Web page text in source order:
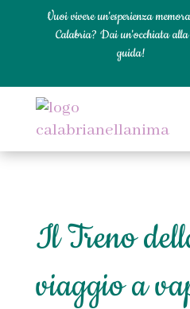
Vuoi vivere un'esperienza
Calabria? Dai un'occhiata
guida!
Il Treno
viaggio a